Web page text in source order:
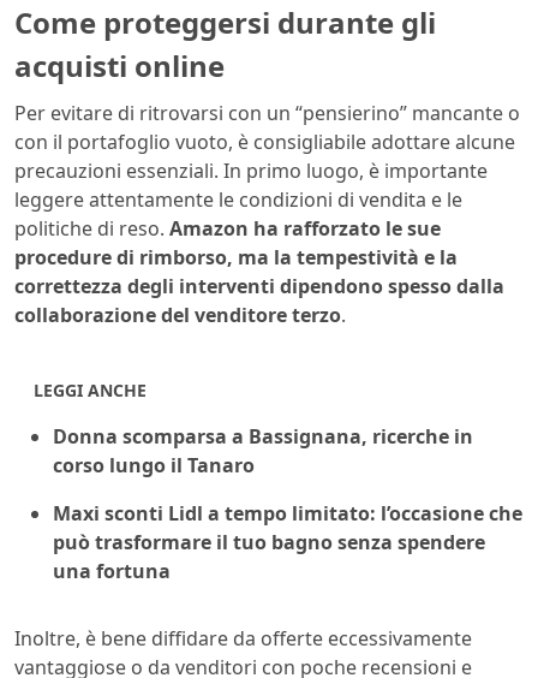
Come proteggersi durante gli
acquisti online
Per evitare di ritrovarsi con un “pensierino” mancante o
con il portafoglio vuoto, è consigliabile adottare alcune
precauzioni essenziali. In primo luogo, è importante
leggere attentamente le condizioni di vendita e le
politiche di reso. Amazon ha rafforzato le sue
procedure di rimborso, ma la tempestività e la
correttezza degli interventi dipendono spesso dalla
collaborazione del venditore terzo.
LEGGI ANCHE
Donna scomparsa a Bassignana, ricerche in
corso lungo il Tanaro
Maxi sconti Lidl a tempo limitato: l’occasione che
può trasformare il tuo bagno senza spendere
una fortuna
Inoltre, è bene diffidare da offerte eccessivamente
vantaggiose o da venditori con poche recensioni e